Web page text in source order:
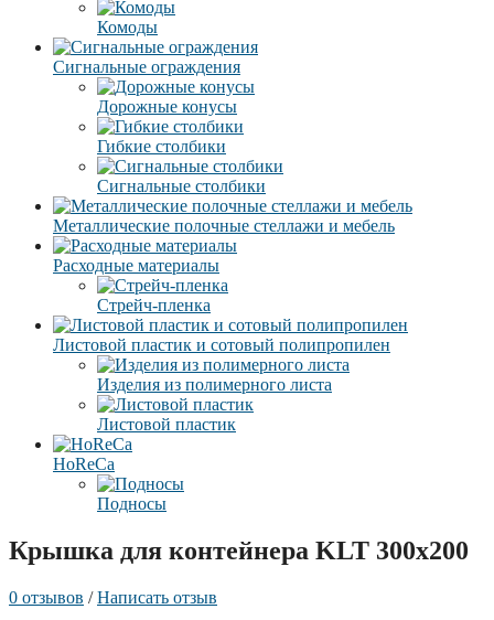
Комоды
Сигнальные ограждения
Дорожные конусы
Гибкие столбики
Сигнальные столбики
Металлические полочные стеллажи и мебель
Расходные материалы
Стрейч-пленка
Листовой пластик и сотовый полипропилен
Изделия из полимерного листа
Листовой пластик
HoReCa
Подносы
Крышка для контейнера KLT 300x200
0 отзывов /Написать отзыв